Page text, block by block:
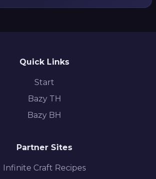
Quick Links
Start
Bazy TH
Bazy BH
Partner Sites
Infinite Craft Recipes